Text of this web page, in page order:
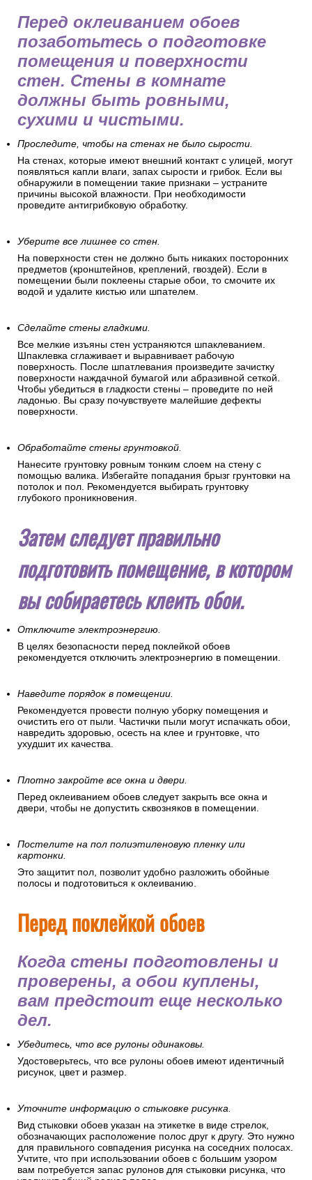
Перед оклеиванием обоев
позаботьтесь о подготовке
помещения и поверхности
стен. Стены в комнате
должны быть ровными,
сухими и чистыми.
Проследите, чтобы на стенах не было сырости.
На стенах, которые имеют внешний контакт с улицей, могут
появляться капли влаги, запах сырости и грибок. Если вы
обнаружили в помещении такие признаки – устраните
причины высокой влажности. При необходимости
проведите антигрибковую обработку.
Уберите все лишнее со стен.
На поверхности стен не должно быть никаких посторонних
предметов (кронштейнов, креплений, гвоздей). Если в
помещении были поклеены старые обои, то смочите их
водой и удалите кистью или шпателем.
Сделайте стены гладкими.
Все мелкие изъяны стен устраняются шпаклеванием.
Шпаклевка сглаживает и выравнивает рабочую
поверхность. После шпатлевания произведите зачистку
поверхности наждачной бумагой или абразивной сеткой.
Чтобы убедиться в гладкости стены – проведите по ней
ладонью. Вы сразу почувствуете малейшие дефекты
поверхности.
Обработайте стены грунтовкой.
Нанесите грунтовку ровным тонким слоем на стену с
помощью валика. Избегайте попадания брызг грунтовки на
потолок и пол. Рекомендуется выбирать грунтовку
глубокого проникновения.
Затем следует правильно
подготовить помещение, в котором
вы собираетесь клеить обои.
Отключите электроэнергию.
В целях безопасности перед поклейкой обоев
рекомендуется отключить электроэнергию в помещении.
Наведите порядок в помещении.
Рекомендуется провести полную уборку помещения и
очистить его от пыли. Частички пыли могут испачкать обои,
навредить здоровью, осесть на клее и грунтовке, что
ухудшит их качества.
Плотно закройте все окна и двери.
Перед оклеиванием обоев следует закрыть все окна и
двери, чтобы не допустить сквозняков в помещении.
Постелите на пол полиэтиленовую пленку или
картонки.
Это защитит пол, позволит удобно разложить обойные
полосы и подготовиться к оклеиванию.
Перед поклейкой обоев
Когда стены подготовлены и
проверены, а обои куплены,
вам предстоит еще несколько
дел.
Убедитесь, что все рулоны одинаковы.
Удостоверьтесь, что все рулоны обоев имеют идентичный
рисунок, цвет и размер.
Уточните информацию о стыковке рисунка.
Вид стыковки обоев указан на этикетке в виде стрелок,
обозначающих расположение полос друг к другу. Это нужно
для правильного совпадения рисунка на соседних полосах.
Учтите, что при использовании обоев с большим узором
вам потребуется запас рулонов для стыковки рисунка, что